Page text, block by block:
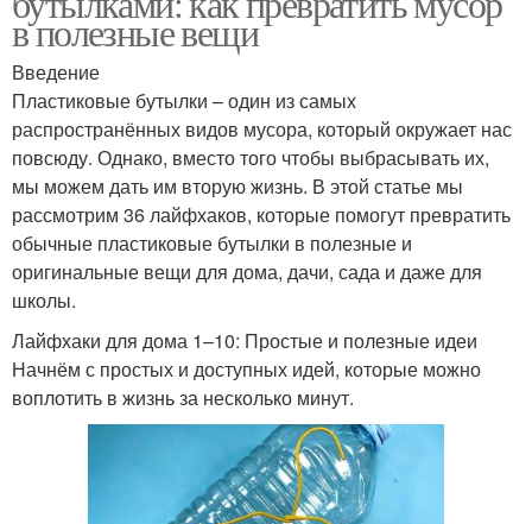
в полезные вещи
Введение
Пластиковые бутылки – один из самых
распространённых видов мусора, который окружает нас
повсюду. Однако, вместо того чтобы выбрасывать их,
мы можем дать им вторую жизнь. В этой статье мы
рассмотрим 36 лайфхаков, которые помогут превратить
обычные пластиковые бутылки в полезные и
оригинальные вещи для дома, дачи, сада и даже для
школы.
Лайфхаки для дома 1–10: Простые и полезные идеи
Начнём с простых и доступных идей, которые можно
воплотить в жизнь за несколько минут.